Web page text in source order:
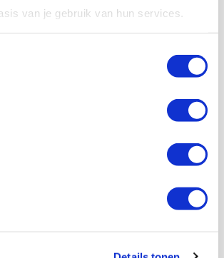
van je gebruik van hun services.
ballenjongens/-meiden